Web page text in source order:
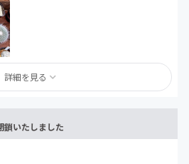
詳細を見る
鎖いたしました